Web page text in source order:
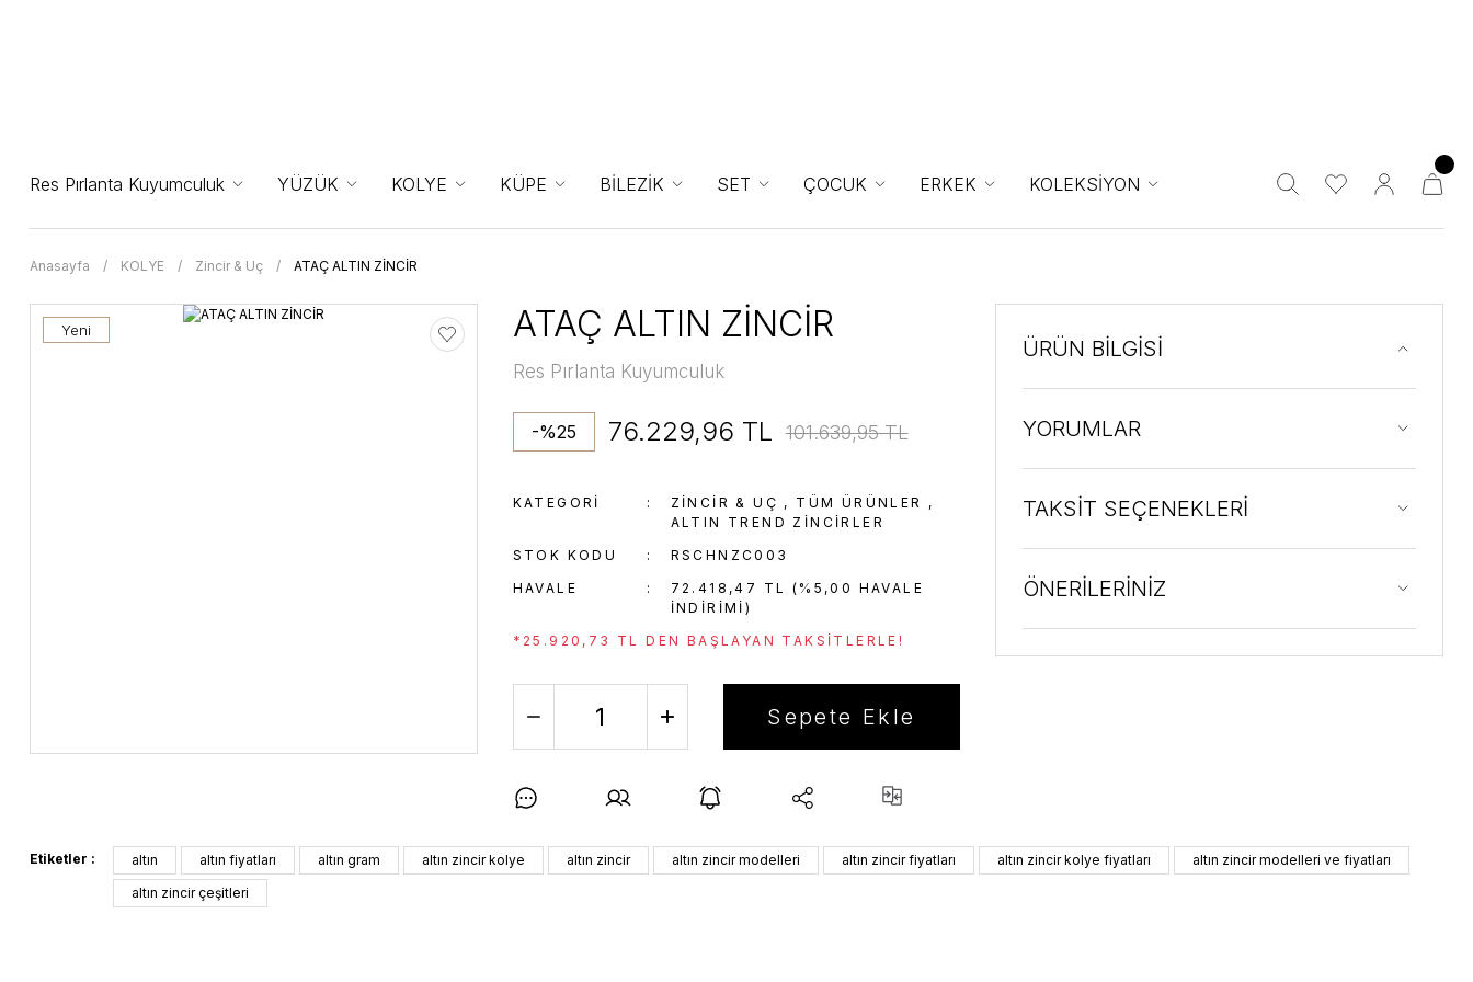
Res Pırlanta Kuyumculuk YÜZÜK KOLYE KÜPE BİLEZİK SET ÇOCUK ERKEK KOLEKSİYON
Anasayfa KOLYE Zincir & Uç ATAÇ ALTIN ZİNCİR
Yeni ATAÇ ALTIN ZİNCİR
Res Pırlanta Kuyumculuk
-%25 76.229,96 TL 101.639,95 TL
KATEGORI ZINCIR & UÇ , TÜM ÜRÜNLER
,
ALTIN TREND ZINCIRLER
STOK KODU
RSCHNZC003
HAVALE
72.418,47 TL (%5,00 HAVALE
INDIRIMI)
*25.920,73 TL DEN BAŞLAYAN TAKSITLERLE!
Sepete Ekle
ÜRÜN BİLGİSİ
YORUMLAR
TAKSİT SEÇENEKLERİ
ÖNERİLERİNİZ
Etiketler : altın altın fiyatları altın gram altın zincir kolye altın zincir altın zincir modelleri altın zincir fiyatları altın zincir kolye fiyatları
altın zincir modelleri ve fiyatları
altın zincir çeşitleri